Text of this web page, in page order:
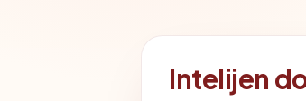
Intelijen